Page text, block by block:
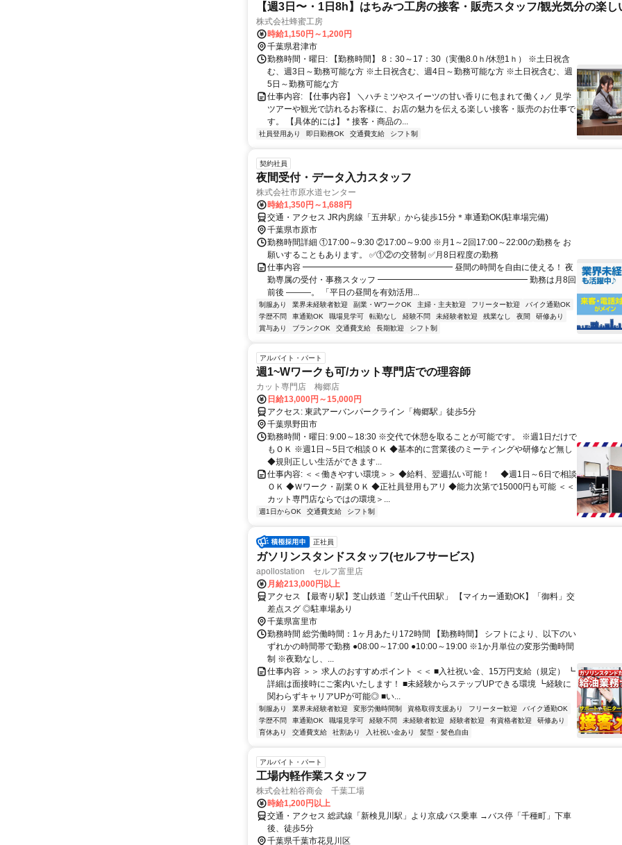
【週3日〜・1日8h】はちみつ工房の接客・販売スタッフ/観光気分の楽し
株式会社蜂蜜工房
時給1,150円～1,200円
千葉県君津市
勤務時間・曜日: 【勤務時間】 8：30～17：30（実働8.0ｈ/休憩1ｈ） ※土日祝含
む、週3日～勤務可能な方 ※土日祝含む、週4日～勤務可能な方 ※土日祝含む、週
5日～勤務可能な方
仕事内容: 【仕事内容】 ＼ハチミツやスイーツの甘い香りに包まれて働く♪／ 見学
ツアーや観光で訪れるお客様に、お店の魅力を伝える楽しい接客・販売のお仕事で
す。 【具体的には】 * 接客・商品の...
社員登用あり 即日勤務OK 交通費支給 シフト制
契約社員
夜間受付・データ入力スタッフ
株式会社市原水道センター
時給1,350円～1,688円
交通・アクセス JR内房線「五井駅」から徒歩15分＊車通勤OK(駐車場完備)
千葉県市原市
勤務時間詳細 ①17:00～9:30 ②17:00～9:00 ※月1～2回17:00～22:00の勤務を お
願いすることもあります。 ✅①②の交替制 ✅月8日程度の勤務
仕事内容 ━━━━━━━━━━━━━━━━━━ 昼間の時間を自由に使える！ 夜
勤専属の受付・事務スタッフ ━━━━━━━━━━━━━━━━━━ 勤務は月8回
前後 ―――。 「平日の昼間を有効活用...
制服あり 業界未経験者歓迎 副業・WワークOK 主婦・主夫歓迎 フリーター歓迎
バイク通勤OK
学歴不問
車通勤OK 職場見学可 転勤なし 経験不問 未経験者歓迎 残業なし 夜間
研修あり
賞与あり
ブランクOK 交通費支給 長期歓迎 シフト制
アルバイト・パート
週1~Wワークも可/カット専門店での理容師
カット専門店 梅郷店
日給13,000円～15,000円
アクセス: 東武アーバンパークライン「梅郷駅」徒歩5分
千葉県野田市
勤務時間・曜日: 9:00～18:30 ※交代で休憩を取ることが可能です。 ※週1日だけで
もＯＫ ※週1日～5日で相談ＯＫ ◆基本的に営業後のミーティングや研修など無し
◆規則正しい生活ができます...
仕事内容: ＜＜働きやすい環境＞＞ ◆給料、翌週払い可能！ ◆週1日～6日で相談
ＯＫ ◆Ｗワーク・副業ＯＫ ◆正社員登用もアリ ◆能力次第で15000円も可能 ＜＜
カット専門店ならではの環境＞...
週1日からOK 交通費支給 シフト制
正社員
ガソリンスタンドスタッフ(セルフサービス)
apollostation セルフ富里店
月給213,000円以上
アクセス 【最寄り駅】芝山鉄道「芝山千代田駅」 【マイカー通勤OK】「御料」交
差点スグ ◎駐車場あり
千葉県富里市
勤務時間 総労働時間：1ヶ月あたり172時間 【勤務時間】 シフトにより、以下のい
ずれかの時間帯で勤務 ●08:00～17:00 ●10:00～19:00 ※1か月単位の変形労働時間
制 ※夜勤なし、...
仕事内容 ＞＞ 求人のおすすめポイント ＜＜ ■入社祝い金、15万円支給（規定） ┗
詳細は面接時にご案内いたします！ ■未経験からステップUPできる環境 ┗経験に
関わらずキャリアUPが可能◎ ■い...
制服あり 業界未経験者歓迎 変形労働時間制 資格取得支援あり フリーター歓迎
バイク通勤OK
学歴不問
車通勤OK 職場見学可 経験不問 未経験者歓迎 経験者歓迎 有資格者歓迎
研修あり
育休あり
交通費支給 社割あり 入社祝い金あり 髪型・髪色自由
アルバイト・パート
工場内軽作業スタッフ
株式会社粕谷商会 千葉工場
時給1,200円以上
交通・アクセス 総武線「新検見川駅」より京成バス乗車 →バス停「千種町」下車
後、徒歩5分
千葉県千葉市花見川区